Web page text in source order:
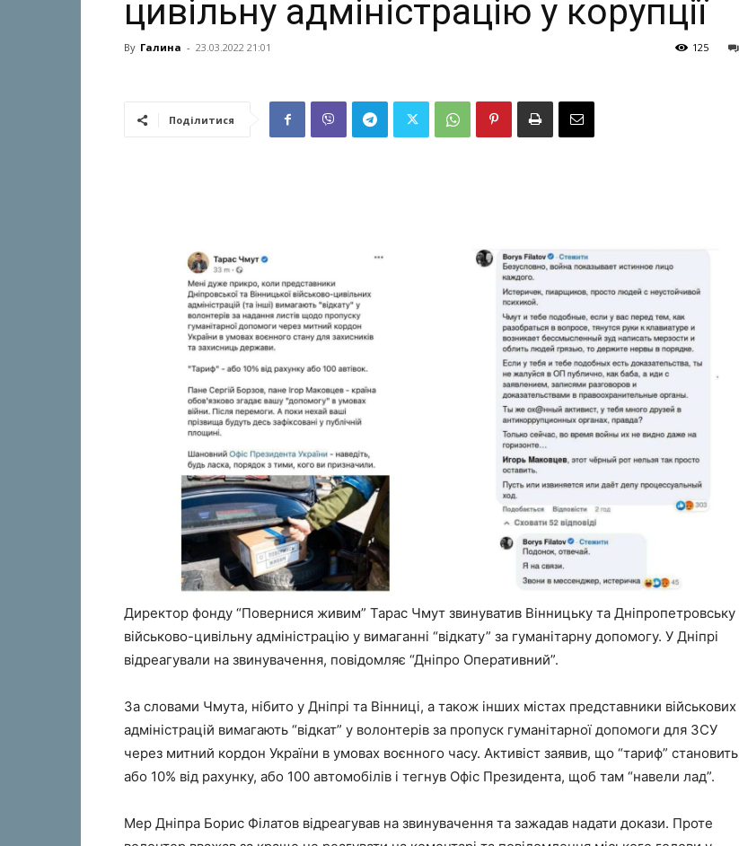
цивільну адміністрацію у корупції
By Галина - 23.03.2022 21:01 125
Поділитися
Директор фонду “Повернися живим” Тарас Чмут звинуватив Вінницьку та Дніпропетровську
військово-цивільну адміністрацію у вимаганні “відкату” за гуманітарну допомогу. У Дніпрі
відреагували на звинувачення, повідомляє “Дніпро Оперативний”.
За словами Чмута, нібито у Дніпрі та Вінниці, а також інших містах представники військових
адміністрацій вимагають “відкат” у волонтерів за пропуск гуманітарної допомоги для ЗСУ
через митний кордон України в умовах воєнного часу. Активіст заявив, що “тариф” становить
або 10% від рахунку, або 100 автомобілів і тегнув Офіс Президента, щоб там “навели лад”.
Мер Дніпра Борис Філатов відреагував на звинувачення та зажадав надати докази. Проте